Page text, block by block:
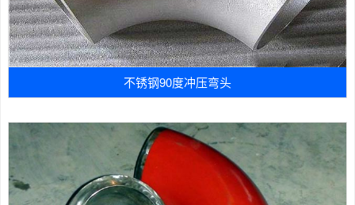
不锈钢90度冲压弯头